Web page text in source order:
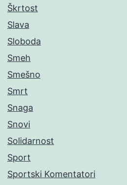
Škrtost
Slava
Sloboda
Smeh
Smešno
Smrt
Snaga
Snovi
Solidarnost
Sport
Sportski Komentatori